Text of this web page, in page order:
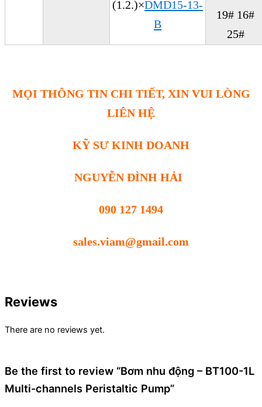
(1.2.)×DMD15-13-
B
19# 16#
25#
MỌI THÔNG TIN CHI TIẾT, XIN VUI LÒNG
LIÊN HỆ
KỸ SƯ KINH DOANH
NGUYỄN ĐÌNH HẢI
090 127 1494
sales.viam@gmail.com
Reviews
There are no reviews yet.
Be the first to review “Bơm nhu động – BT100-1L
Multi-channels Peristaltic Pump”